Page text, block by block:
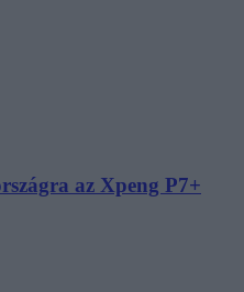
az Xpeng P7+